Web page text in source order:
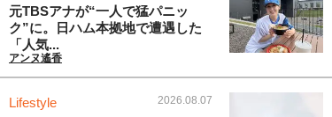
元TBSアナが“一人で猛パニッ
ク”に。日ハム本拠地で遭遇した
「人気...
アンヌ遙香
Lifestyle 2026.08.07